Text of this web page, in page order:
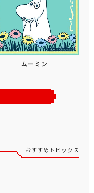
ムーミン
おすすめトピックス